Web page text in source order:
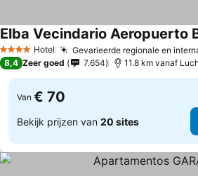
4 SterrenHotel Gevarieerde regionale en
Prijzen bekijken
8,4 Zeer goed 7.654 11.8 km vanaf
Van € 70
Bekijk prijzen van 20 sites